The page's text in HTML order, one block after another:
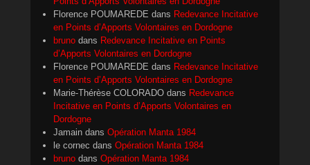
Florence POUMAREDE dans Redevance Incitative
en Points d’Apports Volontaires en Dordogne
bruno dans Redevance Incitative en Points
d’Apports Volontaires en Dordogne
Florence POUMAREDE dans Redevance Incitative
en Points d’Apports Volontaires en Dordogne
Marie-Thérèse COLORADO dans Redevance
Incitative en Points d’Apports Volontaires en
Dordogne
Jamain dans Opération Manta 1984
le cornec dans Opération Manta 1984
bruno dans Opération Manta 1984